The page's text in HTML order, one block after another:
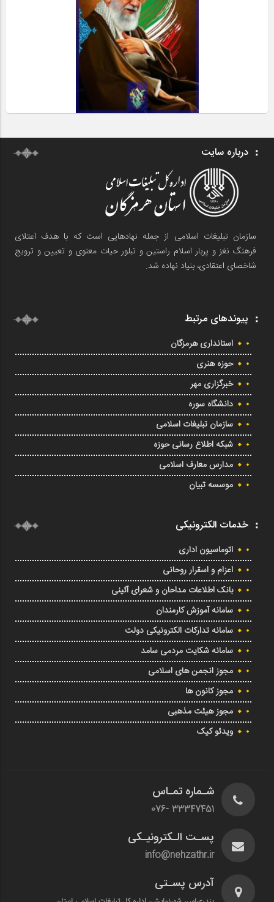
درباره سایت
سازمان تبلیغات اسلامی از جمله نهادهایی است که با هدف اعتلای
فرهنگ نغز و پربار اسلام راستین و تبلور حیات معنوی و تعیین و ترویج
شاخصای اعتقادی، بنیاد نهاده شد.
پیوندهای مرتبط
استانداری هرمزگان
حوزه هنری
خبرگزاری مهر
دانشگاه سوره
سازمان تبلیغات اسلامی
شبکه اطلاع رسانی حوزه
مدارس معارف اسلامی
موسسه تبیان
خدمات الکترونیکی
اتوماسیون اداری
اعزام و اسقرار روحانی
بانک اطلاعات مداحان و شعرای آئینی
سامانه آموزش کارمندان
سامانه تدارکات الکترونیکی دولت
سامانه شکایت مردمی سامد
مجوز انجمن های اسلامی
مجوز کانون ها
مجوز هیئت مذهبی
ویدئو کیک
شـماره تمـاس
33347451 -076
پسـت الـکترونیـکی
info@nehzathr.ir
آدرس پسـتی